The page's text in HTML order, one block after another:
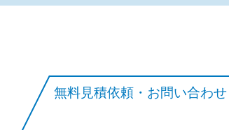
無料見積依頼・お問い合わせ